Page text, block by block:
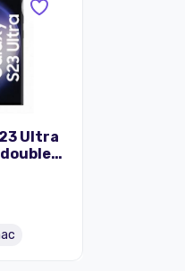
Ultra
x 1440
10 MP,